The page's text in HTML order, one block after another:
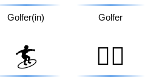
Golfer(in) Golfer
🏄 🏄‍♂️